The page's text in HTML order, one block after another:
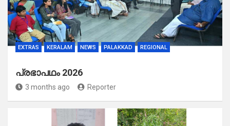
EXTRAS KERALAM NEWS PALAKKAD REGIONAL
പ്രഭാപഥം 2026
3 months ago Reporter